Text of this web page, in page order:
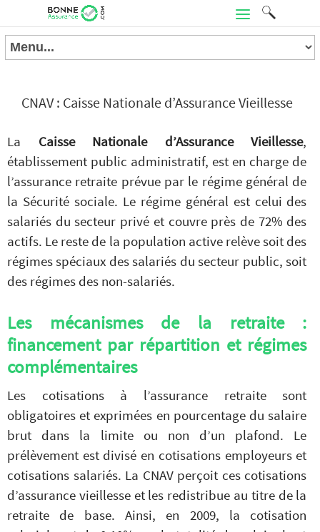
CNAV : Caisse Nationale d’Assurance Vieillesse
La Caisse Nationale d’Assurance Vieillesse,
établissement public administratif, est en charge de
l’assurance retraite prévue par le régime général de
la Sécurité sociale. Le régime général est celui des
salariés du secteur privé et couvre près de 72% des
actifs. Le reste de la population active relève soit des
régimes spéciaux des salariés du secteur public, soit
des régimes des non-salariés.
Les mécanismes de la retraite :
financement par répartition et régimes
complémentaires
Les cotisations à l’assurance retraite sont
obligatoires et exprimées en pourcentage du salaire
brut dans la limite ou non d’un plafond. Le
prélèvement est divisé en cotisations employeurs et
cotisations salariés. La CNAV perçoit ces cotisations
d’assurance vieillesse et les redistribue au titre de la
retraite de base. Ainsi, en 2009, la cotisation